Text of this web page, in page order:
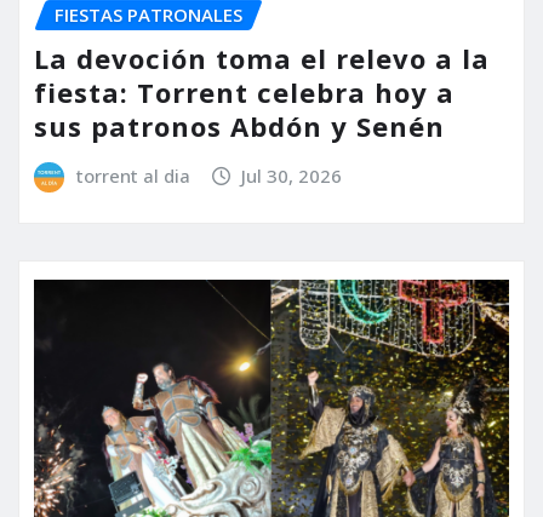
FIESTAS PATRONALES
La devoción toma el relevo a la
fiesta: Torrent celebra hoy a
sus patronos Abdón y Senén
torrent al dia Jul 30, 2026